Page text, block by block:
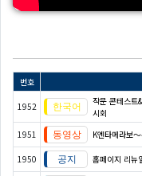
번호
1952
작문 콘테스트
시회
1951 K엔타메라보
1950 홈페이지 리뉴